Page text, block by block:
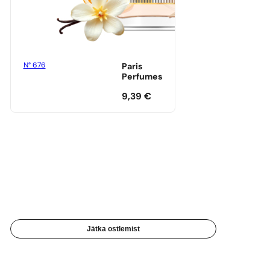
N° 676
Paris
Perfumes
9,39 €
Jätka ostlemist